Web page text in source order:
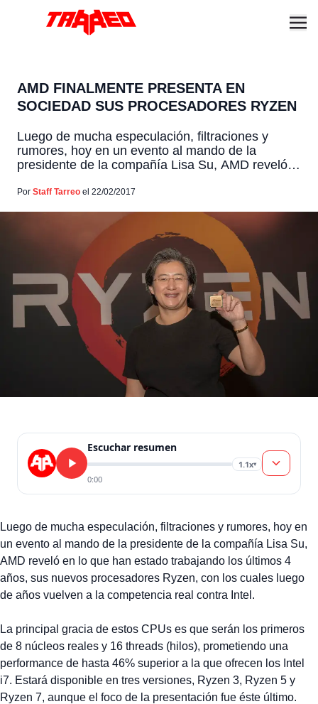
AMD FINALMENTE PRESENTA EN
SOCIEDAD SUS PROCESADORES RYZEN
Luego de mucha especulación, filtraciones y
rumores, hoy en un evento al mando de la
presidente de la compañía Lisa Su, AMD reveló
años, sus nuevos procesadores Ryzen, con los
real contra Intel. La principal gracia de estos […]
Por Staff Tarreo el 22/02/2017
Escuchar resumen
1.1x▾
0:00
Luego de mucha especulación, filtraciones y rumores, hoy en
un evento al mando de la presidente de la compañía Lisa Su,
AMD reveló en lo que han estado trabajando los últimos 4
años, sus nuevos procesadores Ryzen, con los cuales luego
de años vuelven a la competencia real contra Intel.
La principal gracia de estos CPUs es que serán los primeros
de 8 núcleos reales y 16 threads (hilos), prometiendo una
performance de hasta 46% superior a la que ofrecen los Intel
i7. Estará disponible en tres versiones, Ryzen 3, Ryzen 5 y
Ryzen 7, aunque el foco de la presentación fue éste último.